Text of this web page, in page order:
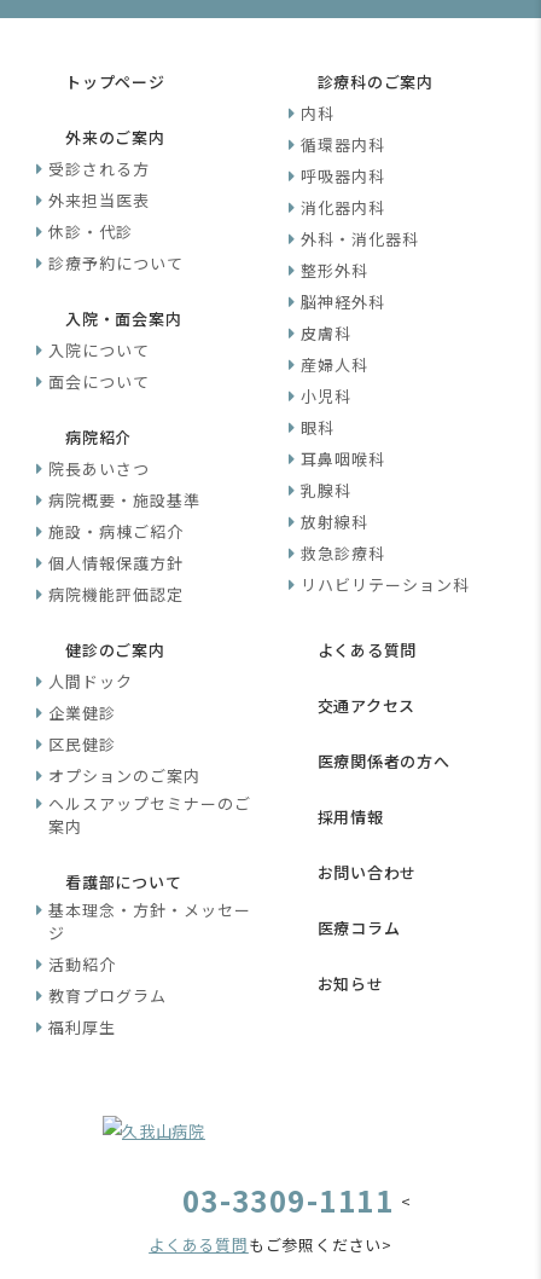
トップページ
外来のご案内
受診される方
外来担当医表
休診・代診
診療予約について
入院・面会案内
入院について
面会について
病院紹介
院長あいさつ
病院概要・施設基準
施設・病棟ご紹介
個人情報保護方針
病院機能評価認定
診療科のご案内
内科
循環器内科
呼吸器内科
消化器内科
外科・消化器科
整形外科
脳神経外科
皮膚科
産婦人科
小児科
眼科
耳鼻咽喉科
乳腺科
放射線科
救急診療科
リハビリテーション科
健診のご案内
人間ドック
企業健診
区民健診
オプションのご案内
ヘルスアップセミナーのご
案内
看護部について
基本理念・方針・メッセー
ジ
活動紹介
教育プログラム
福利厚生
よくある質問
交通アクセス
医療関係者の方へ
採用情報
お問い合わせ
医療コラム
お知らせ
03-3309-1111 <
よくある質問もご参照ください>